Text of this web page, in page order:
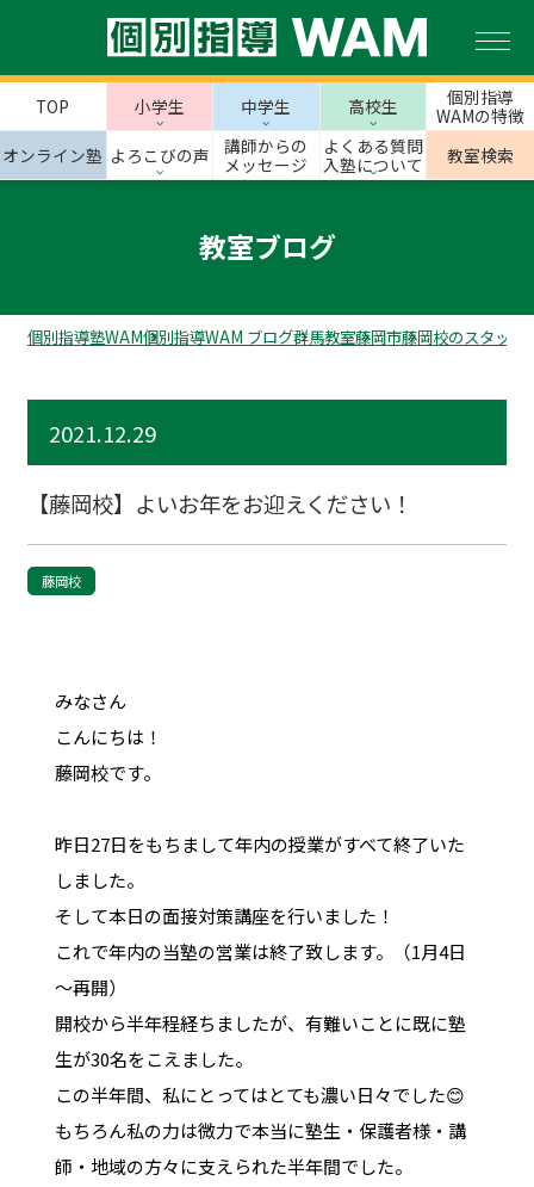
TOP 小学生 中学生 高校生
個別指導
WAMの特徴
オンライン塾 よろこびの声
講師からの
メッセージ
よくある質問
入塾について
教室検索
教室ブログ
個別指導塾WAM個別指導WAM ブログ群馬教室藤岡市藤岡校のスタッフ
2021.12.29
【藤岡校】よいお年をお迎えください！
藤岡校
みなさん
こんにちは！
藤岡校です。
昨日27日をもちまして年内の授業がすべて終了いた
しました。
そして本日の面接対策講座を行いました！
これで年内の当塾の営業は終了致します。（1月4日
～再開）
開校から半年程経ちましたが、有難いことに既に塾
生が30名をこえました。
この半年間、私にとってはとても濃い日々でした😊
もちろん私の力は微力で本当に塾生・保護者様・講
師・地域の方々に支えられた半年間でした。